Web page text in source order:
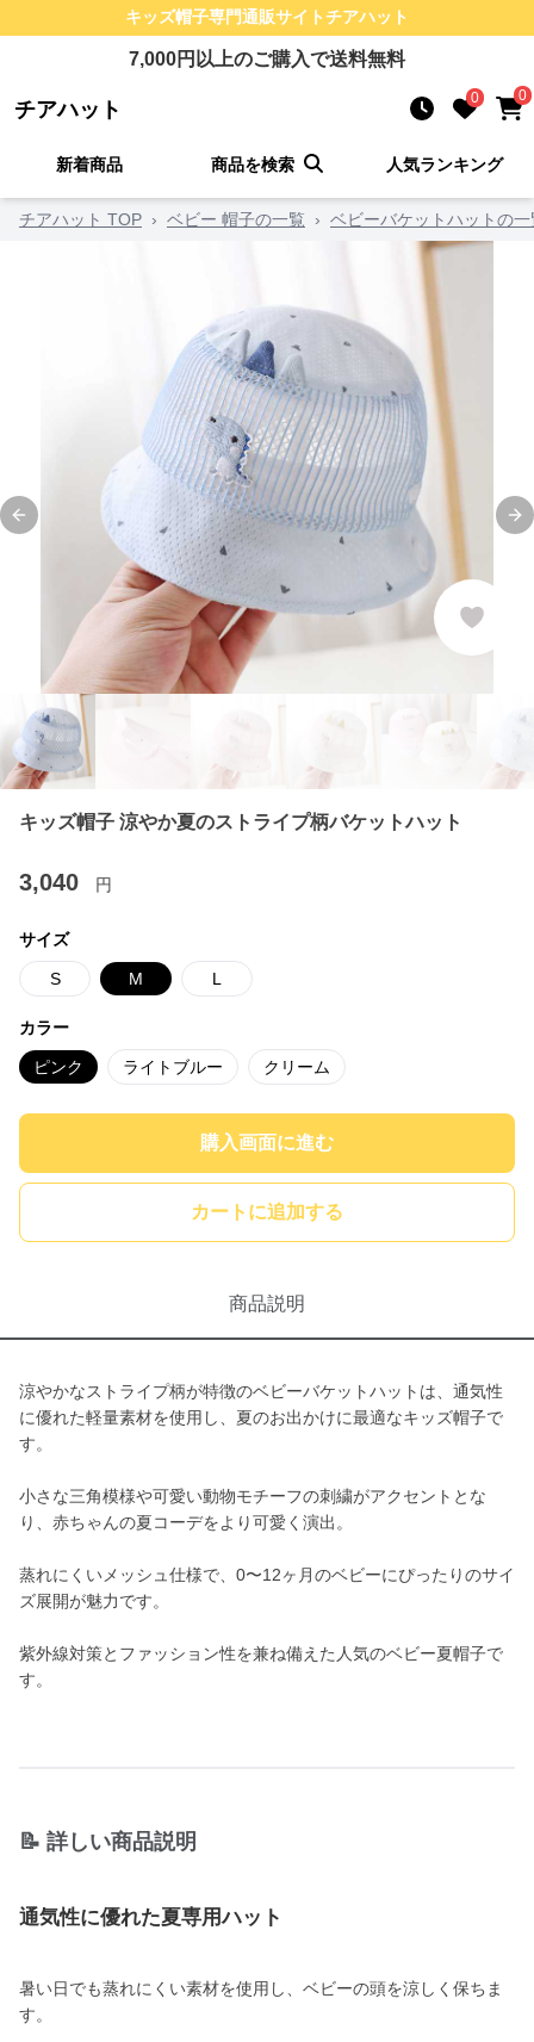
キッズ帽子専門通販サイトチアハット
7,000円以上のご購入で送料無料
チアハット 0 0
新着商品 商品を検索 人気ランキング
チアハット TOP › ベビー 帽子の一覧 › ベビーバケットハットの一
Previous slide
キッズ帽子 涼やか夏のストライプ柄バケットハット
3,040 円
サイズ
S M L
カラー
ピンク ライトブルー クリーム
購入画面に進む
カートに追加する
商品説明
涼やかなストライプ柄が特徴のベビーバケットハットは、通気性
に優れた軽量素材を使用し、夏のお出かけに最適なキッズ帽子で
す。
小さな三角模様や可愛い動物モチーフの刺繍がアクセントとな
り、赤ちゃんの夏コーデをより可愛く演出。
蒸れにくいメッシュ仕様で、0〜12ヶ月のベビーにぴったりのサイ
ズ展開が魅力です。
紫外線対策とファッション性を兼ね備えた人気のベビー夏帽子で
す。
📝 詳しい商品説明
通気性に優れた夏専用ハット
暑い日でも蒸れにくい素材を使用し、ベビーの頭を涼しく保ちま
す。